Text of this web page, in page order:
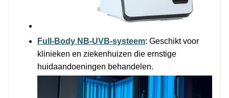
Full-Body NB-UVB-systeem: Geschikt voor
klinieken en ziekenhuizen die ernstige
huidaandoeningen behandelen.